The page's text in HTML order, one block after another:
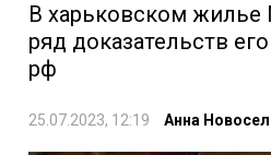
В харьковском жилье
ряд доказательств
рф
25.07.2023, 12:19 Анна